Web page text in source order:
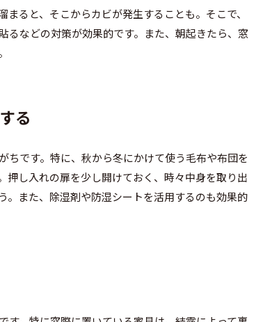
ると、そこからカビが発生することも。そこで、
るなどの対策が効果的です。また、朝起きたら、窓
る
です。特に、秋から冬にかけて使う毛布や布団を
押し入れの扉を少し開けておく、時々中身を取り出
。また、除湿剤や防湿シートを活用するのも効果的